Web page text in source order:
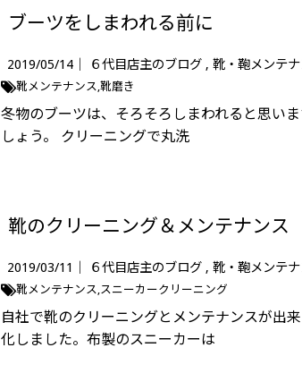
ブーツをしまわれる前に
2019/05/14｜ ６代目店主のブログ 靴・鞄メンテ
靴メンテナンス 靴磨き
冬物のブーツは、そろそろしまわれると思い
しょう。 クリーニングで丸洗
靴のクリーニング＆メンテナンス
2019/03/11｜ ６代目店主のブログ 靴・鞄メンテ
靴メンテナンス スニーカークリーニング
自社で靴のクリーニングとメンテナンスが出
化しました。布製のスニーカーは